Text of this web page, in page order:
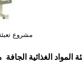
مشروع
المواد الغذائية الجافة